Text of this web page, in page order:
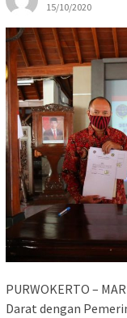
15/10/2020
PURWOKERTO –
Darat dengan